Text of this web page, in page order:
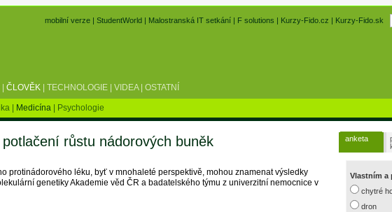
mobilní verze |StudentWorld | Malostranská IT setkání | F solutions | Kurzy-Fido.cz | Kurzy-Fido.sk
| ČLOVĚK | TECHNOLOGIE | VIDEA| OSTATNÍ
| Medicína | Psychologie
růstu nádorových buněk
protinádorového léku, byť v mnohaleté perspektivě, mohou znamenat výsledky
genetiky Akademie věd ČR a badatelského týmu z univerzitní nemocnice v
anketa
Vlastním a
chytré
dron